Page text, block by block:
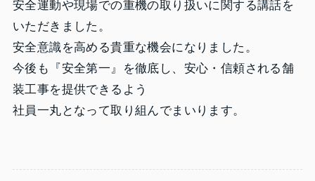
安全運動や現場での重機の取り扱いに関する講話を
いただきました。
安全意識を高める貴重な機会になりました。
今後も『安全第一』を徹底し、安心・信頼される舗
装工事を提供できるよう
社員一丸となって取り組んでまいります。